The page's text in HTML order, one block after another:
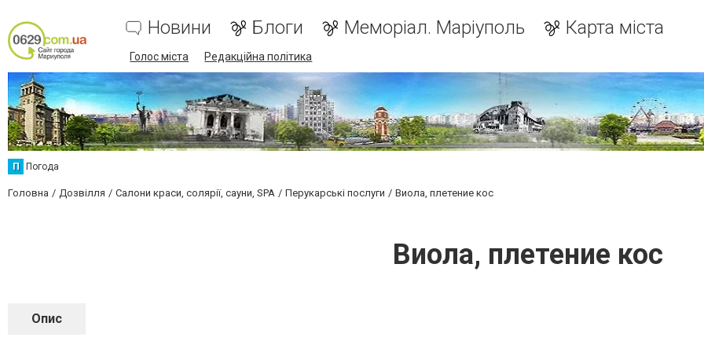
Новини Блоги Меморіал. Маріуполь Карта міста
Голос міста Редакційна політика
П Погода
Головна Дозвілля Салони краси, солярії, сауни, SPA Перукарські послуги Виола, плетение кос
Виола, плетение кос
Опис